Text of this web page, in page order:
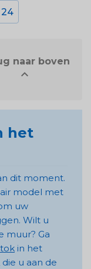
24

het
dit moment.
model met
uw
Wilt u
muur? Ga
in het
u aan de